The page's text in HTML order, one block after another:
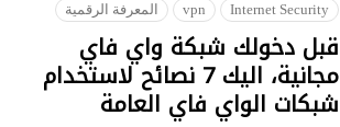
Internet Security
vpn المعرفة الرقمية
قبل دخولك شبكة واي فاي
مجانية، اليك 7 نصائح لاستخدام
شبكات الواي فاي العامة